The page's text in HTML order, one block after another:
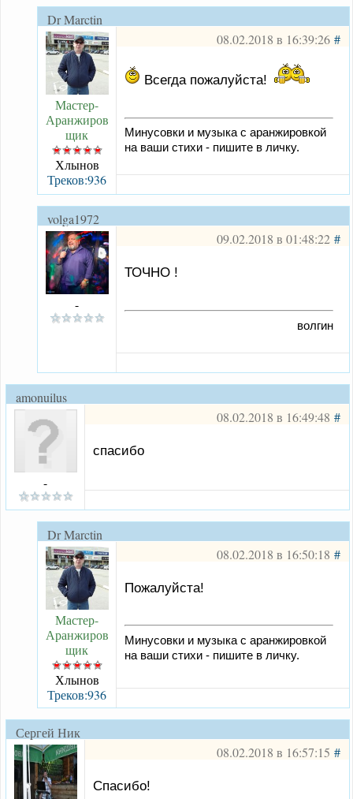
Dr Marctin
08.02.2018 в 16:39:26#
Мастер-
Аранжиров
щик
Хлынов
Треков:936
Всегда пожалуйста!
Минусовки и музыка с аранжировкой
на ваши стихи - пишите в личку.
volga1972
09.02.2018 в 01:48:22#
-
ТОЧНО !
волгин
amonuilus
08.02.2018 в 16:49:48#
-
спасибо
Dr Marctin
08.02.2018 в 16:50:18#
Мастер-
Аранжиров
щик
Хлынов
Треков:936
Пожалуйста!
Минусовки и музыка с аранжировкой
на ваши стихи - пишите в личку.
Сергей Ник
08.02.2018 в 16:57:15#
Спасибо!